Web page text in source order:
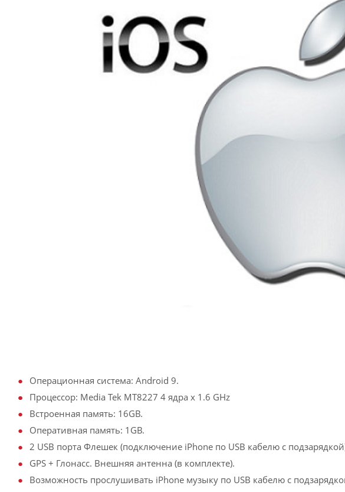
Операционная система: Android 9.
Процессор: Media Tek MT8227 4 ядра х 1.6 GHz
Встроенная память: 16GB.
Оперативная память: 1GB.
2 USB порта Флешек (подключение iPhone по USB кабелю с
GPS + Глонасс. Внешняя антенна (в комплекте).
Возможность прослушивать iPhone музыку по USB кабелю с